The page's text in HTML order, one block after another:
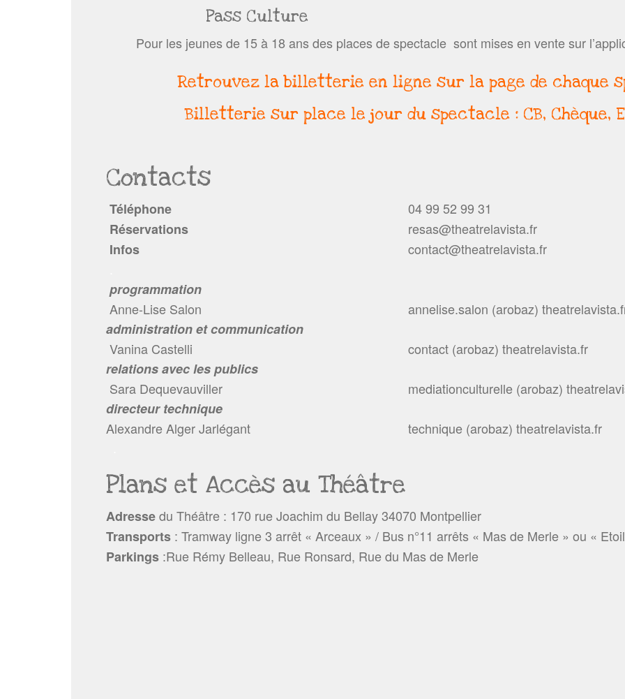
Pass Culture
Pour les jeunes de 15 à 18 ans des places de spectacle sont mises en vente sur
Retrouvez la billetterie en ligne sur la page de chaque
Billetterie sur place le jour du spectacle : CB, Chèque,
Contacts
Téléphone
04 99 52 99 31
Réservations
resas@theatrelavista.fr
Infos
contact@theatrelavista.fr
programmation
Anne-Lise Salon
annelise.salon (arobaz)
administration et communication
Vanina Castelli
contact (arobaz) theatrelavista.fr
relations avec les publics
Sara Dequevauviller
mediationculturelle (arobaz)
directeur technique
Alexandre Alger Jarlégant
technique (arobaz) theatrelavista.fr
Plans et Accès au Théâtre
Adressedu Théâtre : 170 rue Joachim du Bellay 34070 Montpellier
Transports : Tramway ligne 3 arrêt « Arceaux » / Bus n°11 arrêts « Mas de Merle » ou «
Parkings :Rue Rémy Belleau, Rue Ronsard, Rue du Mas de Merle